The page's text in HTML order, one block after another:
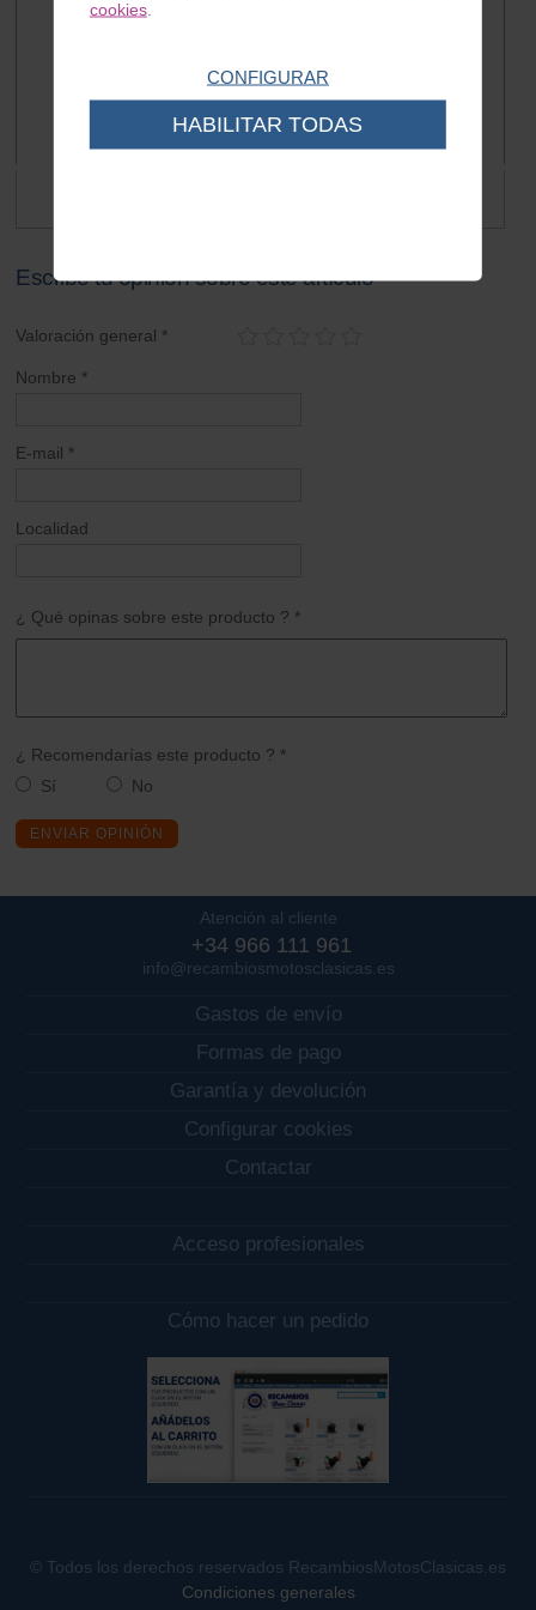
Escribe tu opinión sobre este artículo
Valoración general *
Nombre *
E-mail *
Localidad
¿ Qué opinas sobre este producto ? *
¿ Recomendarías este producto ? *
Sí
No
ENVIAR OPINIÓN
Atención al cliente
+34 966 111 961
info@recambiosmotosclasicas.es
Gastos de envío
Formas de pago
Garantía y devolución
Configurar cookies
Contactar
Acceso profesionales
Cómo hacer un pedido
© Todos los derechos reservados RecambiosMotosClasicas.es
Condiciones generales
cookies.
CONFIGURAR
HABILITAR TODAS